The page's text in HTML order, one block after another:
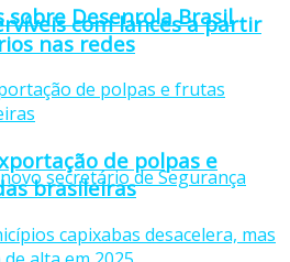
com lances a partir
sobre Desenrola Brasil
nas redes
de polpas e
brasileiras